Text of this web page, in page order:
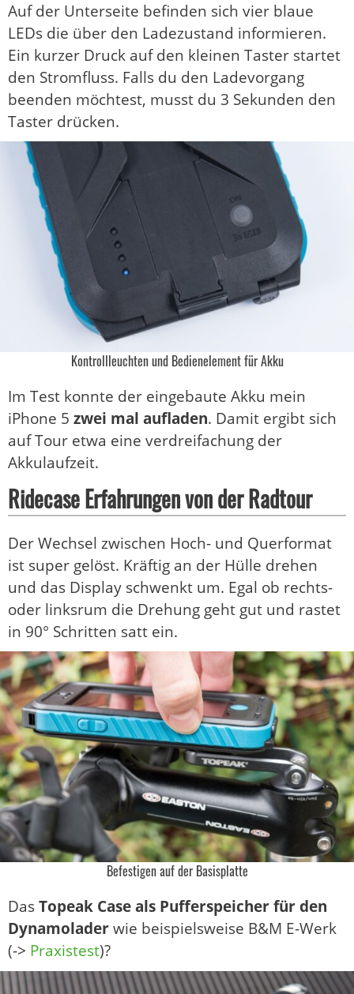
Auf der Unterseite befinden sich vier blaue
LEDs die über den Ladezustand informieren.
Ein kurzer Druck auf den kleinen Taster startet
den Stromfluss. Falls du den Ladevorgang
beenden möchtest, musst du 3 Sekunden den
Taster drücken.
Kontrollleuchten und Bedienelement für Akku
Im Test konnte der eingebaute Akku mein
iPhone 5 zwei mal aufladen. Damit ergibt sich
auf Tour etwa eine verdreifachung der
Akkulaufzeit.
Ridecase Erfahrungen von der Radtour
Der Wechsel zwischen Hoch- und Querformat
ist super gelöst. Kräftig an der Hülle drehen
und das Display schwenkt um. Egal ob rechts-
oder linksrum die Drehung geht gut und rastet
in 90° Schritten satt ein.
Befestigen auf der Basisplatte
DasTopeak Case als Pufferspeicher für den
Dynamoladerwie beispielsweise B&M E-Werk
(-> Praxistest)?